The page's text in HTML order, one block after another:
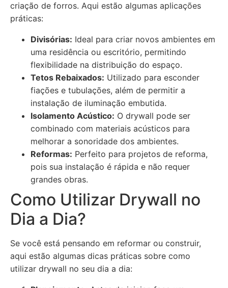
criação de forros. Aqui estão algumas aplicações
práticas:
Divisórias: Ideal para criar novos ambientes em
uma residência ou escritório, permitindo
flexibilidade na distribuição do espaço.
Tetos Rebaixados: Utilizado para esconder
fiações e tubulações, além de permitir a
instalação de iluminação embutida.
Isolamento Acústico: O drywall pode ser
combinado com materiais acústicos para
melhorar a sonoridade dos ambientes.
Reformas: Perfeito para projetos de reforma,
pois sua instalação é rápida e não requer
grandes obras.
Como Utilizar Drywall no
Dia a Dia?
Se você está pensando em reformar ou construir,
aqui estão algumas dicas práticas sobre como
utilizar drywall no seu dia a dia: